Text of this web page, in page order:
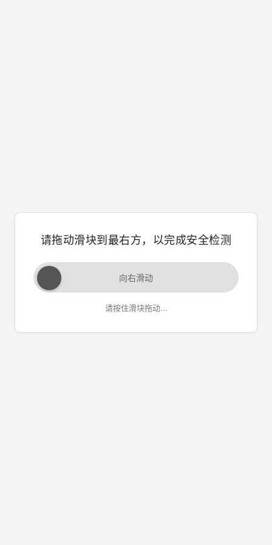
请拖动滑块到最右方，以完成安全检测
向右滑动
请按住滑块拖动...